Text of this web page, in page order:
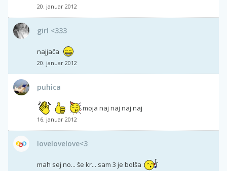
20. januar 2012
girl <333
najjača
20. januar 2012
puhica
moja naj naj naj naj
16. januar 2012
lovelovelove<3
mah sej no... še kr... sam 3 je bolša